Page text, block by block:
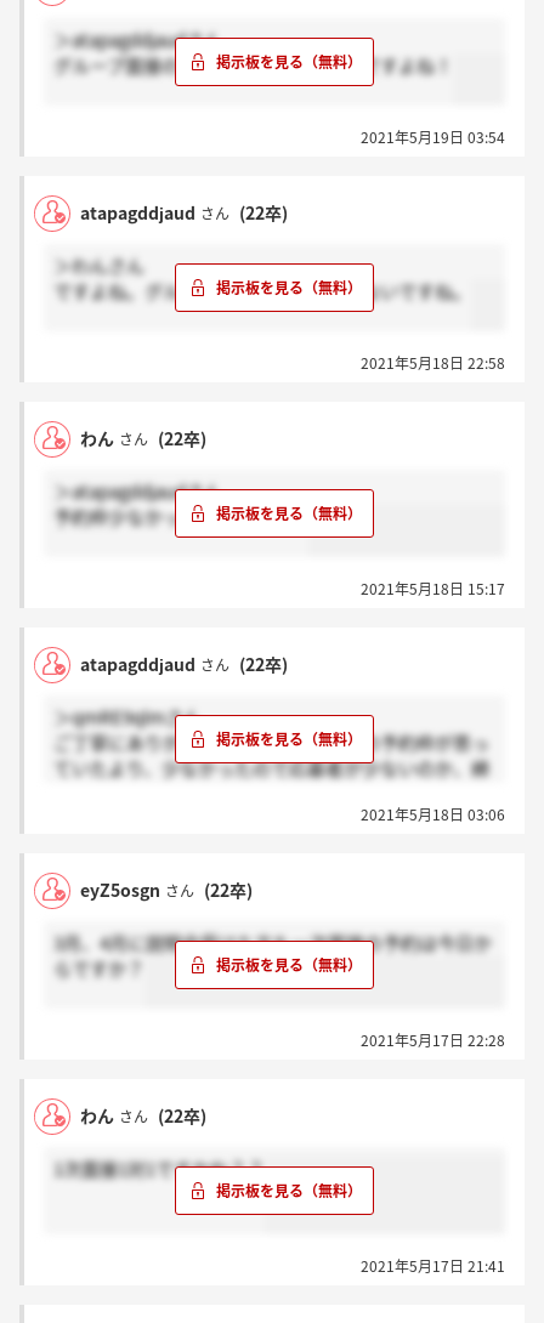
＞atapagddjaudさん
グループ面接の場合20分って結構短いですよね！
2021年5月19日 03:54
atapagddjaud さん (22卒)
＞わんさん
ですよね。グループ面接なのかもしれないですね。
2021年5月18日 22:58
わん さん (22卒)
＞atapagddjaudさん
予約枠少なかったですよね、、
2021年5月18日 15:17
atapagddjaud さん (22卒)
＞qmRE9qlmさん
ご丁寧にありがとうございます。面接の予約枠が思っ
ていたより、少なかったので応募者が少ないのか、締
2021年5月18日 03:06
eyZ5osgn さん (22卒)
3月、4月に説明会受けた方も一次面接の予約は今日か
らですか？
2021年5月17日 22:28
わん さん (22卒)
1次面接1対1ですかね？？
2021年5月17日 21:41